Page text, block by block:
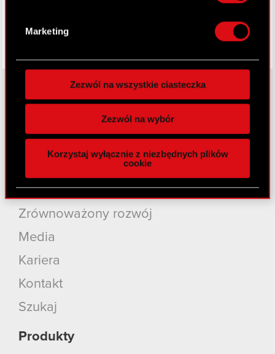
osobiste dane są przetwarzane oraz ustaw własne
preferencje w
. W Deklaracji
zgodę w dowolnej chwili.
funkcje społecznościowe i analizować ruch w
naszej witrynie. Informacje o tym, jak korzystasz
z naszej witryny, udostępniamy partnerom
społecznościowym, reklamowym i analitycznym.
Partnerzy mogą połączyć te informacje z innymi
danymi otrzymanymi od Ciebie lub uzyskanymi
podczas korzystania z ich usług. Kontynuując
używanie plików cookie.
Marketing
Zezwól na wszystkie ciasteczka
Zezwól na wybór
Korzystaj wyłącznie z niezbędnych plików
cookie
O CD PROJEKT
Grupa Kapitałowa
Inwestorzy
Zrównoważony rozwój
Media
Kariera
Kontakt
Szukaj
Produkty